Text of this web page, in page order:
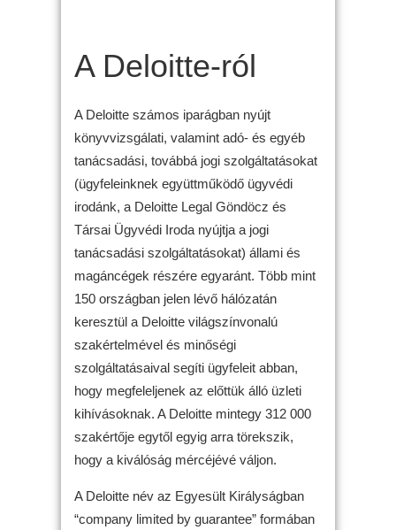
A Deloitte-ról
A Deloitte számos iparágban nyújt
könyvvizsgálati, valamint adó- és egyéb
tanácsadási, továbbá jogi szolgáltatásokat
(ügyfeleinknek együttműködő ügyvédi
irodánk, a Deloitte Legal Göndöcz és
Társai Ügyvédi Iroda nyújtja a jogi
tanácsadási szolgáltatásokat) állami és
magáncégek részére egyaránt. Több mint
150 országban jelen lévő hálózatán
keresztül a Deloitte világszínvonalú
szakértelmével és minőségi
szolgáltatásaival segíti ügyfeleit abban,
hogy megfeleljenek az előttük álló üzleti
kihívásoknak. A Deloitte mintegy 312 000
szakértője egytől egyig arra törekszik,
hogy a kiválóság mércéjévé váljon.
A Deloitte név az Egyesült Királyságban
“company limited by guarantee” formában